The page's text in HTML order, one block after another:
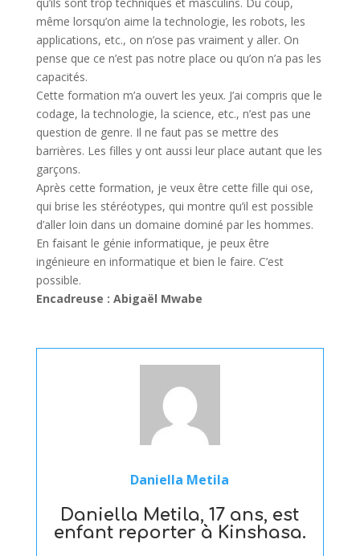
même lorsqu’on aime la technologie, les robots, les
applications, etc., on n’ose pas vraiment y aller. On
pense que ce n’est pas notre place ou qu’on n’a pas les
capacités.
Cette formation m’a ouvert les yeux. J’ai compris que le
codage, la technologie, la science, etc., n’est pas une
question de genre. Il ne faut pas se mettre des
barrières. Les filles y ont aussi leur place autant que les
garçons.
Après cette formation, je veux être cette fille qui ose,
qui brise les stéréotypes, qui montre qu’il est possible
d’aller loin dans un domaine dominé par les hommes.
En faisant le génie informatique, je peux être
ingénieure en informatique et bien le faire. C’est
possible.
Encadreuse : Abigaël Mwabe
Daniella Metila
Daniella Metila, 17 ans, est
enfant reporter à Kinshasa.